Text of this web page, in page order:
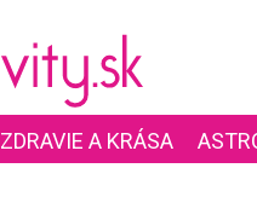
ZDRAVIE A KRÁSA